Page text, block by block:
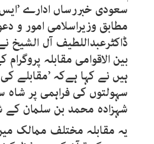
سعودی خبررساں ادارے
مطابق وزیراسلامی امور و
ڈاکٹرعبداللطیف آل الشیخ
بین الاقوامی مقابلہ
ہیں نے کہا ہےکہ ’مقابلے
سہولتوں کی فراہمی پر شاہ
شہزادہ محمد بن سلمان کے
یہ مقابلہ مختلف ممالک